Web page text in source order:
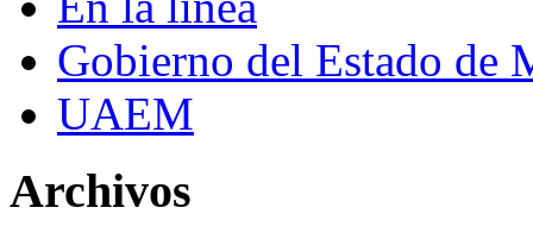
Gobierno del Estado de
UAEM
Archivos